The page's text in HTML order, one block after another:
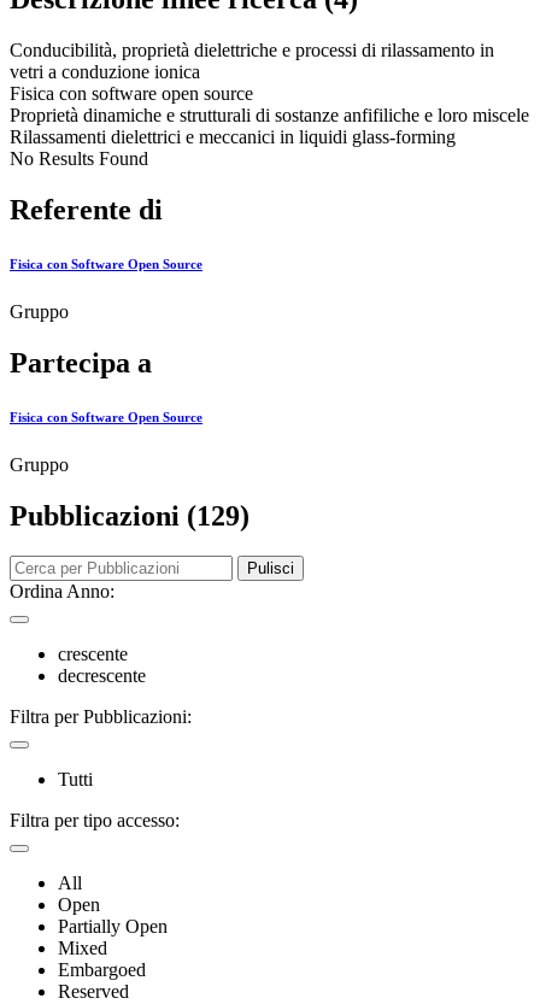
Conducibilità, proprietà dielettriche e processi di rilassamento in
vetri a conduzione ionica
Fisica con software open source
Proprietà dinamiche e strutturali di sostanze anfifiliche e loro miscele
Rilassamenti dielettrici e meccanici in liquidi glass-forming
No Results Found
Referente di
Fisica con Software Open Source
Gruppo
Partecipa a
Fisica con Software Open Source
Gruppo
Pubblicazioni (129)
Pulisci
Ordina Anno:
crescente
decrescente
Filtra per Pubblicazioni:
Tutti
Filtra per tipo accesso:
All
Open
Partially Open
Mixed
Embargoed
Reserved